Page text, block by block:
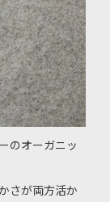
のオーガニッ
さが両方活か